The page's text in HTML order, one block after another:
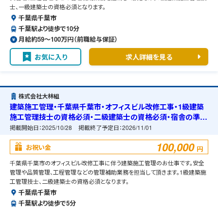
士、一級建築士の資格必須となります。
千葉県千葉市
千葉駅より徒歩で10分
月給約59〜100万円（前職給与保証）
お気に入り 求人詳細を見る
株式会社大林組
建築施工管理・千葉県千葉市・オフィスビル改修工事・1級建築
施工管理技士の資格必須・二級建築士の資格必須・宿舎の準備
可能
掲載開始日：2025/10/28 掲載終了予定日：2026/11/01
お祝い金 100,000 円
千葉県千葉市のオフィスビル改修工事に伴う建築施工管理のお仕事です。安全
管理や品質管理、工程管理などの管理補助業務を担当して頂きます。1級建築施
工管理技士、二級建築士の資格必須となります。
千葉県千葉市
千葉駅より徒歩で5分